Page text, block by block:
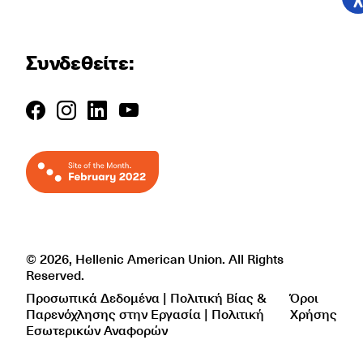
Συνδεθείτε:
© 2026, Hellenic American Union. All Rights
Reserved.
Προσωπικά Δεδομένα | Πολιτική Βίας &
Παρενόχλησης στην Εργασία | Πολιτική
Εσωτερικών Αναφορών
Όροι
Χρήσης